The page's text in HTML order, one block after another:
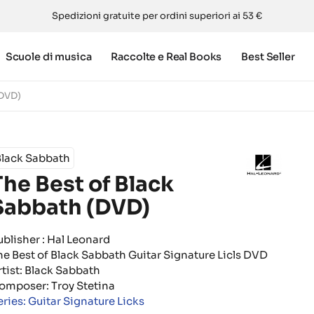
Spedizioni gratuite per ordini superiori ai 53 €
Scuole di musica Raccolte e Real Books Best Seller
Sabbath
Best of Black
(DVD)
: Hal Leonard
Best of Black Sabbath Guitar Signature Licls DVD
Black Sabbath
Troy Stetina
Guitar Signature Licks